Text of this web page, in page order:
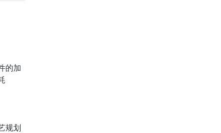
的加
规划